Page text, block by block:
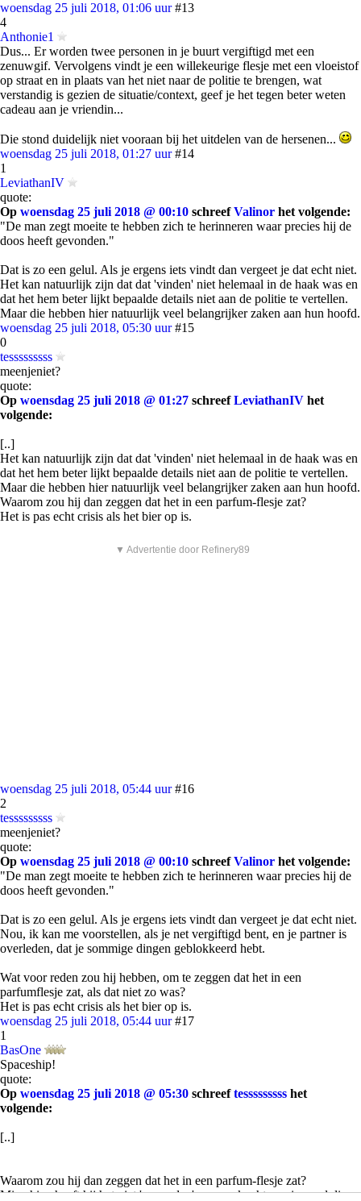
woensdag 25 juli 2018, 01:06 uur #13
4
Anthonie1
Dus... Er worden twee personen in je buurt vergiftigd met een
zenuwgif. Vervolgens vindt je een willekeurige flesje met een vloeistof
op straat en in plaats van het niet naar de politie te brengen, wat
verstandig is gezien de situatie/context, geef je het tegen beter weten
cadeau aan je vriendin...
Die stond duidelijk niet vooraan bij het uitdelen van de hersenen...
woensdag 25 juli 2018, 01:27 uur #14
1
LeviathanIV
quote:
Op woensdag 25 juli 2018 @ 00:10 schreefValinor het volgende:
"De man zegt moeite te hebben zich te herinneren waar precies hij de
doos heeft gevonden."
Dat is zo een gelul. Als je ergens iets vindt dan vergeet je dat echt niet.
Het kan natuurlijk zijn dat dat 'vinden' niet helemaal in de haak was en
dat het hem beter lijkt bepaalde details niet aan de politie te vertellen.
Maar die hebben hier natuurlijk veel belangrijker zaken aan hun hoofd.
woensdag 25 juli 2018, 05:30 uur #15
0
tesssssssss
meenjeniet?
quote:
Op woensdag 25 juli 2018 @ 01:27 schreefLeviathanIV het
volgende:
[..]
Het kan natuurlijk zijn dat dat 'vinden' niet helemaal in de haak was en
dat het hem beter lijkt bepaalde details niet aan de politie te vertellen.
Maar die hebben hier natuurlijk veel belangrijker zaken aan hun hoofd.
Waarom zou hij dan zeggen dat het in een parfum-flesje zat?
Het is pas echt crisis als het bier op is.
▼ Advertentie door Refinery89
woensdag 25 juli 2018, 05:44 uur #16
2
tesssssssss
meenjeniet?
quote:
Op woensdag 25 juli 2018 @ 00:10 schreefValinor het volgende:
"De man zegt moeite te hebben zich te herinneren waar precies hij de
doos heeft gevonden."
Dat is zo een gelul. Als je ergens iets vindt dan vergeet je dat echt niet.
Nou, ik kan me voorstellen, als je net vergiftigd bent, en je partner is
overleden, dat je sommige dingen geblokkeerd hebt.
Wat voor reden zou hij hebben, om te zeggen dat het in een
parfumflesje zat, als dat niet zo was?
Het is pas echt crisis als het bier op is.
woensdag 25 juli 2018, 05:44 uur #17
1
BasOne
Spaceship!
quote:
Op woensdag 25 juli 2018 @ 05:30 schreeftesssssssss het
volgende:
[..]
Waarom zou hij dan zeggen dat het in een parfum-flesje zat?
Misschien heeft hij het niet 'gevonden' maar gekocht van iemand die